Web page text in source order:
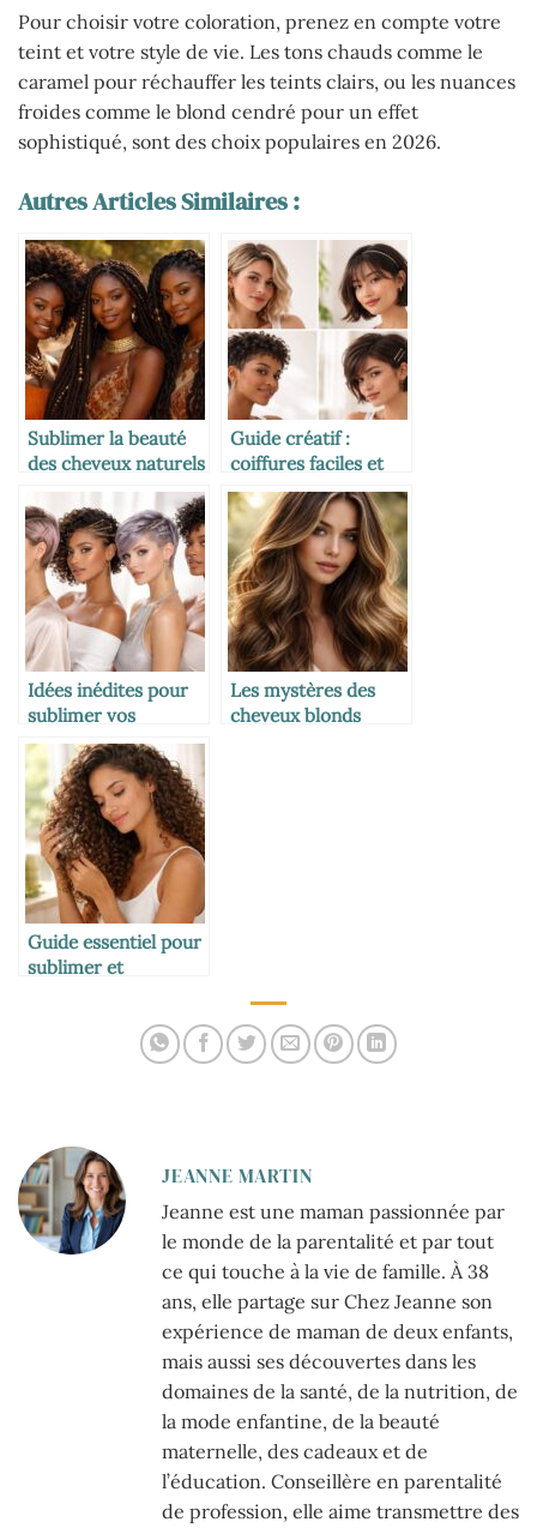
Pour choisir votre coloration, prenez en compte votre
teint et votre style de vie. Les tons chauds comme le
caramel pour réchauffer les teints clairs, ou les nuances
froides comme le blond cendré pour un effet
sophistiqué, sont des choix populaires en 2026.
Autres Articles Similaires :
Sublimer la beauté
des cheveux naturels
avec des coiffures
africaines
authentiques
Guide créatif :
coiffures faciles et
tendances pour
cheveux courts
Idées inédites pour
sublimer vos
cheveux courts
Les mystères des
cheveux blonds
Guide essentiel pour
sublimer et
JEANNE MARTIN
Jeanne est une maman passionnée par
le monde de la parentalité et par tout
ce qui touche à la vie de famille. À 38
ans, elle partage sur Chez Jeanne son
expérience de maman de deux enfants,
mais aussi ses découvertes dans les
domaines de la santé, de la nutrition, de
la mode enfantine, de la beauté
maternelle, des cadeaux et de
l’éducation. Conseillère en parentalité
de profession, elle aime transmettre des